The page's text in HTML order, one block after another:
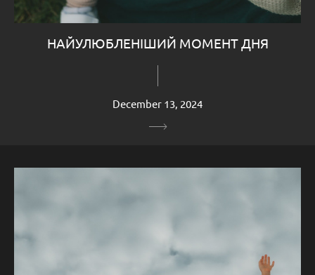
НАЙУЛЮБЛЕНІШИЙ МОМЕНТ ДНЯ
December 13, 2024